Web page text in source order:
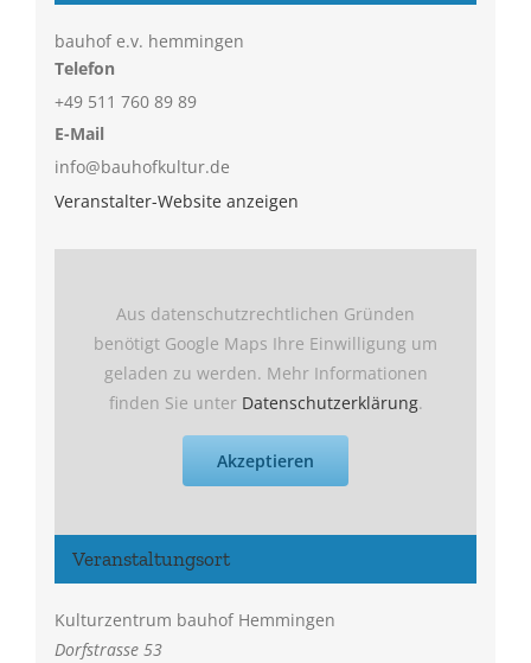
bauhof e.v. hemmingen
Telefon
+49 511 760 89 89
E-Mail
info@bauhofkultur.de
Veranstalter-Website anzeigen
Veranstaltungsort
Kulturzentrum bauhof Hemmingen
Dorfstrasse 53
Aus datenschutzrechtlichen Gründen
benötigt Google Maps Ihre Einwilligung um
geladen zu werden. Mehr Informationen
finden Sie unter Datenschutzerklärung.
Akzeptieren